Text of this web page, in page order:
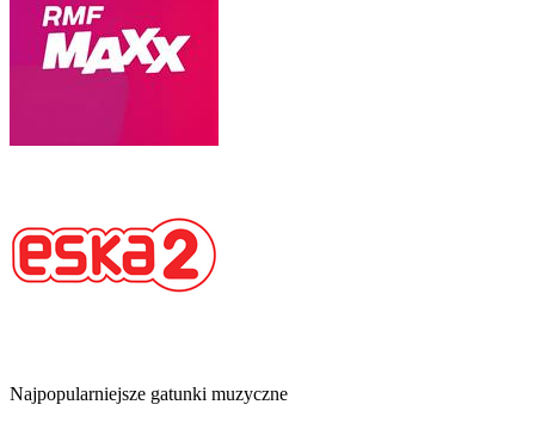
Najpopularniejsze gatunki muzyczne